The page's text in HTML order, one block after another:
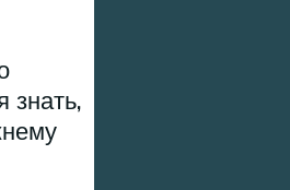
знать,